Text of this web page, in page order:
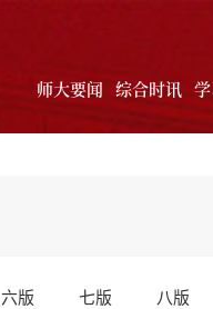
师大要闻 综合时讯
六版 七版 八版